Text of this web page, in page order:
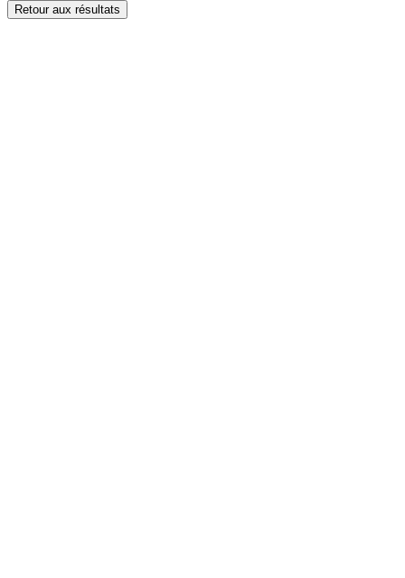
Retour aux résultats